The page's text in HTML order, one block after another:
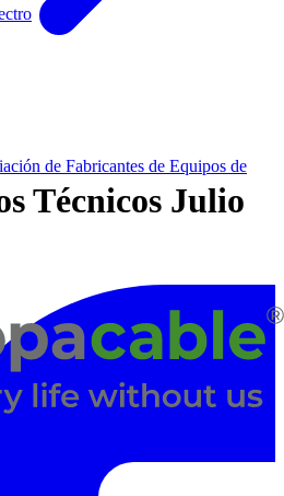
de Fabricantes de Equipos de
Técnicos Julio